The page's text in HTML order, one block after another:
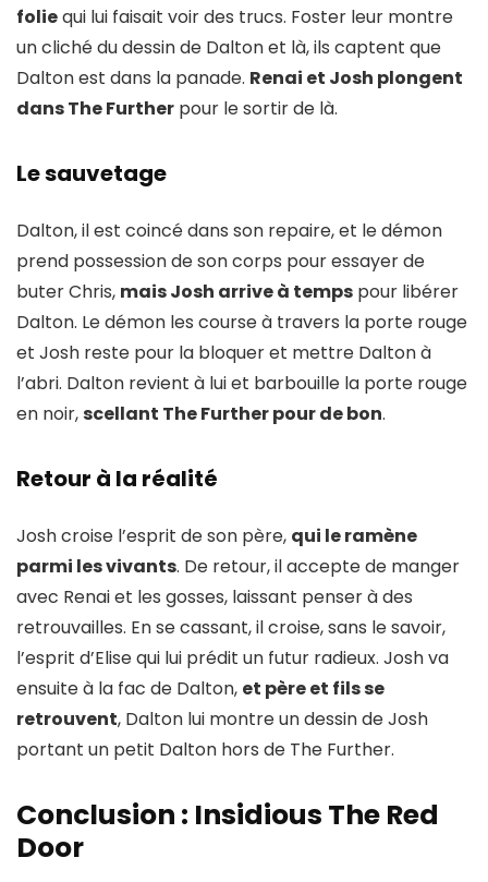
foliequi lui faisait voir des trucs. Foster leur montre
un cliché du dessin de Dalton et là, ils captent que
Dalton est dans la panade. Renai et Josh plongent
dans The Further pour le sortir de là.
Le sauvetage
Dalton, il est coincé dans son repaire, et le démon
prend possession de son corps pour essayer de
buter Chris, mais Josh arrive à temps pour libérer
Dalton. Le démon les course à travers la porte rouge
et Josh reste pour la bloquer et mettre Dalton à
l’abri. Dalton revient à lui et barbouille la porte rouge
en noir,scellant The Further pour de bon.
Retour à la réalité
Josh croise l’esprit de son père, qui le ramène
parmi les vivants. De retour, il accepte de manger
avec Renai et les gosses, laissant penser à des
retrouvailles. En se cassant, il croise, sans le savoir,
l’esprit d’Elise qui lui prédit un futur radieux. Josh va
ensuite à la fac de Dalton, et père et fils se
retrouvent, Dalton lui montre un dessin de Josh
portant un petit Dalton hors de The Further.
Conclusion : Insidious The Red
Door